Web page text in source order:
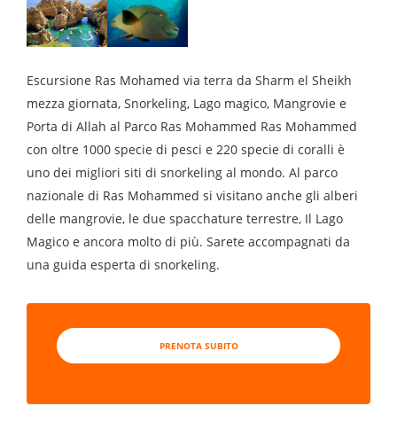
Escursione Ras Mohamed via terra da Sharm el Sheikh
mezza giornata, Snorkeling, Lago magico, Mangrovie e
Porta di Allah al Parco Ras Mohammed Ras Mohammed
con oltre 1000 specie di pesci e 220 specie di coralli è
uno dei migliori siti di snorkeling al mondo. Al parco
nazionale di Ras Moham­­­­­med si visitano anche gli alberi
delle mangrovie, le due spacchature terrestre, Il Lago
Magico e ancora molto di più. Sarete accompagnati da
una guida esperta di snorkeling.
PRENOTA SUBITO